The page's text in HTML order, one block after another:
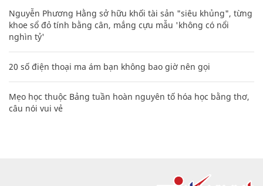
Nguyễn Phương Hằng sở hữu khối tài sản "siêu khủng", từng
khoe sổ đỏ tính bằng cân, mắng cựu mẫu 'không có nổi
nghìn tỷ'
20 số điện thoại ma ám bạn không bao giờ nên gọi
Mẹo học thuộc Bảng tuần hoàn nguyên tố hóa học bằng thơ,
câu nói vui vẻ